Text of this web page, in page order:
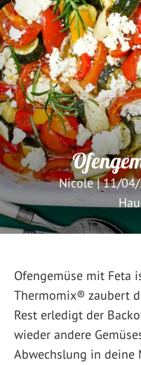
Nicole|11/
Ofengemüse mit Feta
Thermomix® zaubert
Rest erledigt der
wieder andere
Abwechslung in deine